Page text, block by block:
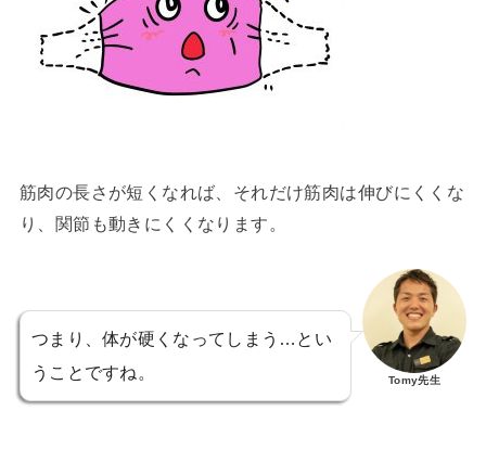
筋肉の長さが短くなれば、それだけ筋肉は伸びにくくな
り、関節も動きにくくなります。
つまり、体が硬くなってしまう…とい
うことですね。
Tomy先生